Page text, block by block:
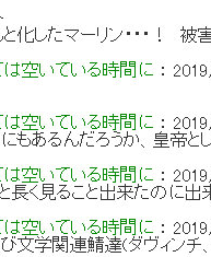
と化したマーリン・・・！
は空いている時間に ：
は空いている時間に ：
もあるんだろうか、皇帝と
は空いている時間に ：
長く見ること出来たのに
は空いている時間に ：
学関連鯖達(ダヴィンチ